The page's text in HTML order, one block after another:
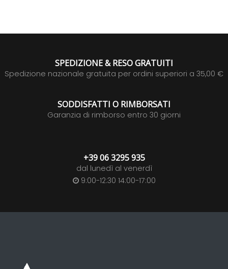
SPEDIZIONE & RESO GRATUITI
Spedizione nazionale gratuita per ordini superiori a 35,00 €
SODDISFATTI O RIMBORSATI
Garanzia di rimborso entro 30 giorni
+39 06 3295 935
dal lunedì al venerdì
9:00-12:30 14:00-17:00